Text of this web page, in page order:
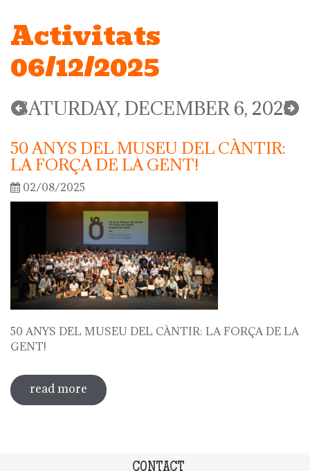
Activitats
06/12/2025
SATURDAY, DECEMBER 6, 2025
50 ANYS DEL MUSEU DEL CÀNTIR:
LA FORÇA DE LA GENT!
02/08/2025
50 ANYS DEL MUSEU DEL CÀNTIR: LA FORÇA DE LA
GENT!
read more about 50 anys del museu del càntir: la
força de la gent!
CONTACT